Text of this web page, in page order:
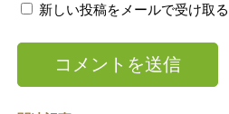
新しい投稿をメールで受け取る